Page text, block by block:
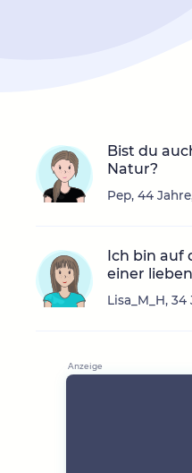
Bist du
Natur?
Pep, 44
Ich bin auf
einer
Lisa_M_H,